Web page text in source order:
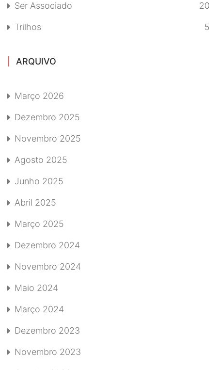
Ser Associado 20
Trilhos 5
ARQUIVO
Março 2026
Dezembro 2025
Novembro 2025
Agosto 2025
Junho 2025
Abril 2025
Março 2025
Dezembro 2024
Novembro 2024
Maio 2024
Março 2024
Dezembro 2023
Novembro 2023